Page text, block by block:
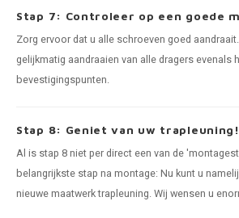
Stap 7: Controleer op een goede
Zorg ervoor dat u alle schroeven goed
gelijkmatig aandraaien van alle dragers evenals
bevestigingspunten.
Stap 8: Geniet van uw trapleuning!
Al is stap 8 niet per direct een van de
belangrijkste stap na montage: Nu kunt u
nieuwe maatwerk trapleuning. Wij wensen u